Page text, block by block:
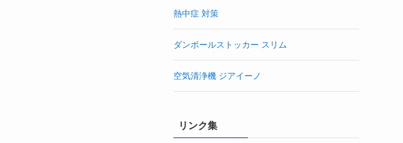
熱中症 対策
ダンボールストッカー スリム
空気清浄機 ジアイーノ
リンク集